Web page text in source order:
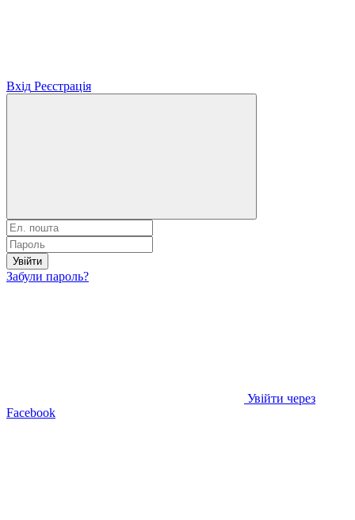
Вхід Реєстрація
Увійти
Забули пароль?
Увійти через
Facebook